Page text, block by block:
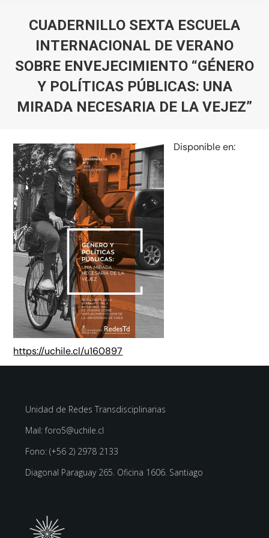
CUADERNILLO SEXTA ESCUELA
INTERNACIONAL DE VERANO
SOBRE ENVEJECIMIENTO “GÉNERO
Y POLÍTICAS PÚBLICAS: UNA
MIRADA NECESARIA DE LA VEJEZ”
Disponible en:
https://uchile.cl/u160897
Unidad de Redes Transdisciplinarias
Mail: foro5@uchile.cl
Fono: (+56 2) 2978 2133
Diagonal Paraguay 265. Oficina 1606. Santiago